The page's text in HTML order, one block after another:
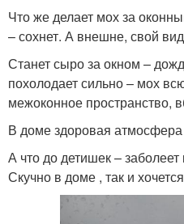
Что же делает мох за
– сохнет. А внешне, свой
Станет сыро за окном –
похолодает сильно – мох
межоконное пространство,
В доме здоровая атмосфера
А что до детишек –
Скучно в доме , так и